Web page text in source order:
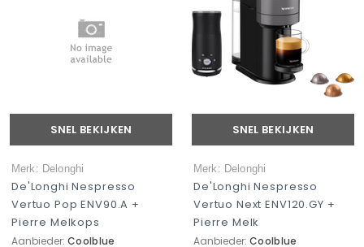
SNEL BEKIJKEN
Merk: Delonghi
De'Longhi Nespresso
Vertuo Pop ENV90.A +
Pierre Melkops
Aanbieder: Coolblue
SNEL BEKIJKEN
Merk: Delonghi
De'Longhi Nespresso
Vertuo Next ENV120.GY +
Pierre Melk
Aanbieder: Coolblue